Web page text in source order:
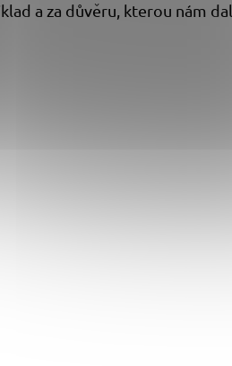
a za důvěru, kterou nám dal.